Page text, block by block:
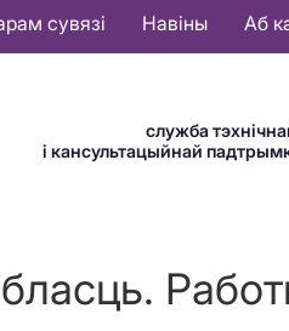
сувязі Навіны Аб
служба
і кансультацыйнай